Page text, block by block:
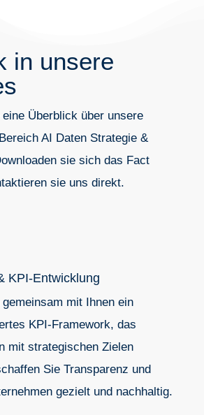
in unsere
Überblick über unsere
AI Daten Strategie &
sie sich das Fact
sie uns direkt.
KPI-Entwicklung
mit Ihnen ein
KPI-Framework, das
mit strategischen Zielen
Sie Transparenz und
gezielt und nachhaltig.